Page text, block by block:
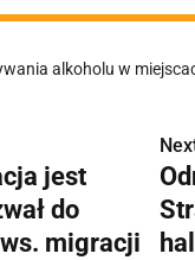
alkoholu w
jest
do
migracji